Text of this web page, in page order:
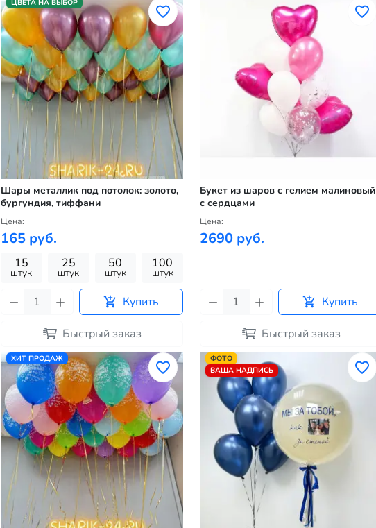
ЦВЕТА НА ВЫБОР
Шары металлик под потолок: золото,
бургундия, тиффани
Цена:
165 руб.
15
штук
25
штук
50
штук
100
штук
Купить
Быстрый заказ
Букет из шаров с гелием малиновый
с сердцами
Цена:
2690 руб.
Купить
Быстрый заказ
ХИТ ПРОДАЖ
ФОТО
ВАША НАДПИСЬ